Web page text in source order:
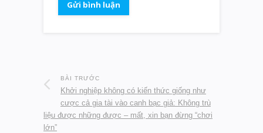
BÀI TRƯỚC
Khởi nghiệp không có kiến thức giống như
cược cả gia tài vào canh bạc giả: Không trù
liệu được những được – mất, xin bạn đừng “chơi
lớn”